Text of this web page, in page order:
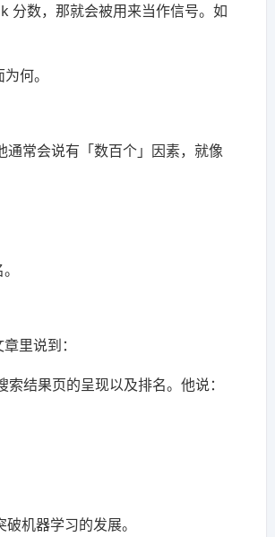
分数，那就会被用来当作信号。如
何。
常会说有「数百个」因素，就像
里说到：
结果页的呈现以及排名。他说：
机器学习的发展。